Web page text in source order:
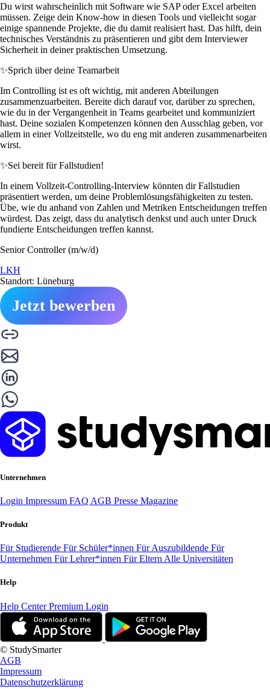
Du wirst wahrscheinlich mit Software wie SAP oder Excel arbeiten
müssen. Zeige dein Know-how in diesen Tools und vielleicht sogar
einige spannende Projekte, die du damit realisiert hast. Das hilft, dein
technisches Verständnis zu präsentieren und gibt dem Interviewer
Sicherheit in deiner praktischen Umsetzung.
✨Sprich über deine Teamarbeit
Im Controlling ist es oft wichtig, mit anderen Abteilungen
zusammenzuarbeiten. Bereite dich darauf vor, darüber zu sprechen,
wie du in der Vergangenheit in Teams gearbeitet und kommuniziert
hast. Deine sozialen Kompetenzen können den Ausschlag geben, vor
allem in einer Vollzeitstelle, wo du eng mit anderen zusammenarbeiten
wirst.
✨Sei bereit für Fallstudien!
In einem Vollzeit-Controlling-Interview könnten dir Fallstudien
präsentiert werden, um deine Problemlösungsfähigkeiten zu testen.
Übe, wie du anhand von Zahlen und Metriken Entscheidungen treffen
würdest. Das zeigt, dass du analytisch denkst und auch unter Druck
fundierte Entscheidungen treffen kannst.
Senior Controller (m/w/d)
LKH
Standort: Lüneburg
Jetzt bewerben
Unternehmen
Login Impressum FAQ AGB Presse Magazine
Produkt
Für Studierende Für Schüler*innen Für Auszubildende Für
Unternehmen Für Lehrer*innen Für Eltern Alle Universitäten
Help
Help CenterPremium Login
© StudySmarter
AGB
Impressum
Datenschutzerklärung